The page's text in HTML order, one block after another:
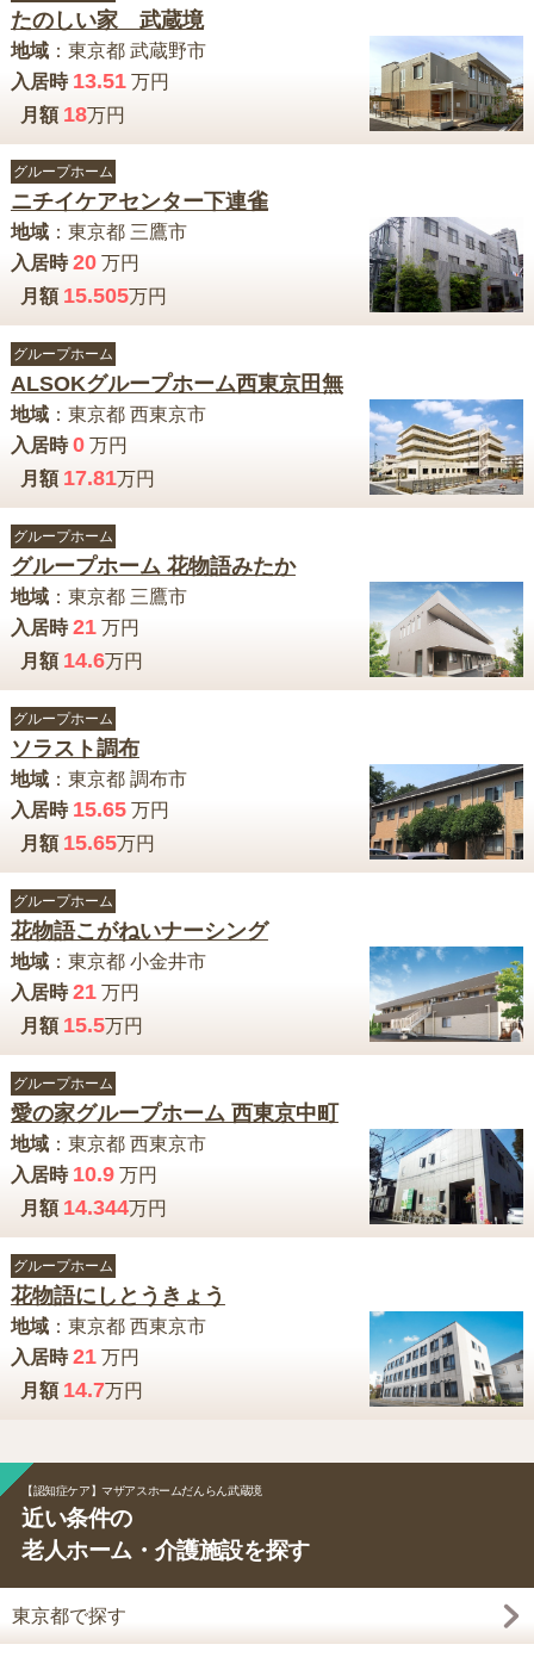
たのしい家 武蔵境
地域： 東京都 武蔵野市
入居時 13.51万円
月額 18万円
グループホーム
ニチイケアセンター下連雀
地域： 東京都 三鷹市
入居時 20万円
月額 15.505万円
グループホーム
ALSOKグループホーム西東京田無
地域： 東京都 西東京市
入居時 0万円
月額 17.81万円
グループホーム
グループホーム 花物語みたか
地域： 東京都 三鷹市
入居時 21万円
月額 14.6万円
グループホーム
ソラスト調布
地域： 東京都 調布市
入居時 15.65万円
月額 15.65万円
グループホーム
花物語こがねいナーシング
地域： 東京都 小金井市
入居時 21万円
月額 15.5万円
グループホーム
愛の家グループホーム 西東京中町
地域： 東京都 西東京市
入居時 10.9万円
月額 14.344万円
グループホーム
花物語にしとうきょう
地域： 東京都 西東京市
入居時 21万円
月額 14.7万円
【認知症ケア】マザアスホームだんらん武蔵境
近い条件の
老人ホーム・介護施設を探す
東京都で探す